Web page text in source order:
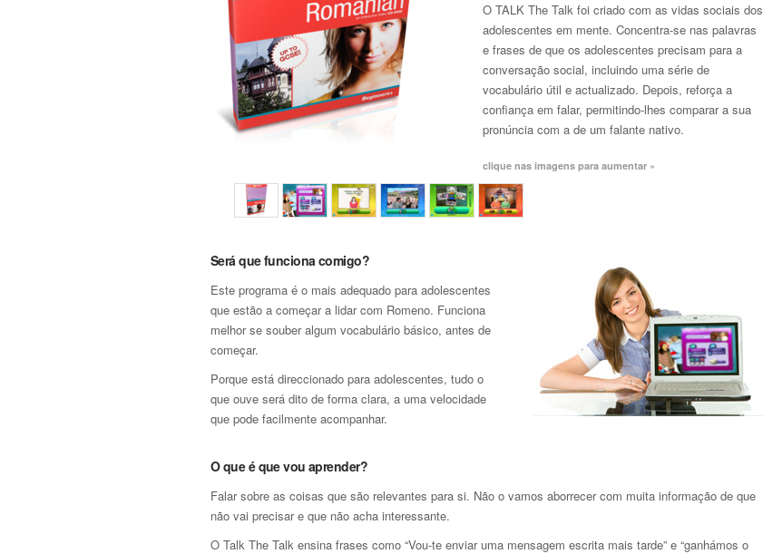
O TALK The Talk foi criado com as vidas sociais dos
adolescentes em mente. Concentra-se nas palavras
e frases de que os adolescentes precisam para a
conversação social, incluindo uma série de
vocabulário útil e actualizado. Depois, reforça a
confiança em falar, permitindo-lhes comparar a sua
pronúncia com a de um falante nativo.
clique nas imagens para aumentar »
Será que funciona comigo?
Este programa é o mais adequado para adolescentes
que estão a começar a lidar com Romeno. Funciona
melhor se souber algum vocabulário básico, antes de
começar.
Porque está direccionado para adolescentes, tudo o
que ouve será dito de forma clara, a uma velocidade
que pode facilmente acompanhar.
O que é que vou aprender?
Falar sobre as coisas que são relevantes para si. Não o vamos aborrecer com muita informação de que
não vai precisar e que não acha interessante.
O Talk The Talk ensina frases como “Vou-te enviar uma mensagem escrita mais tarde” e “ganhámos o